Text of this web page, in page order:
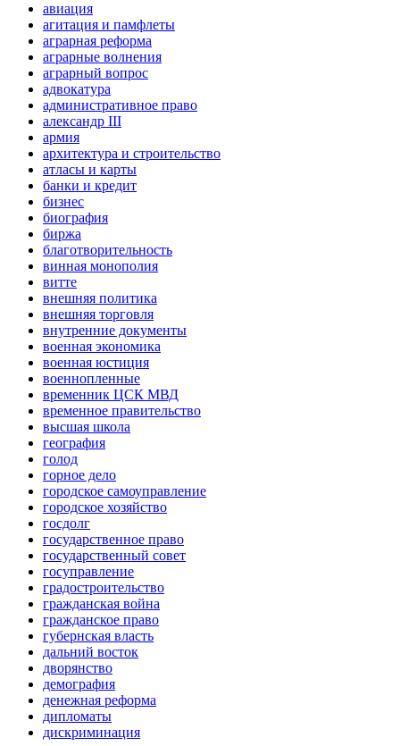
авиация
агитация и памфлеты
аграрная реформа
аграрные волнения
аграрный вопрос
адвокатура
административное право
александр III
армия
архитектура и строительство
атласы и карты
банки и кредит
бизнес
биография
биржа
благотворительность
винная монополия
витте
внешняя политика
внешняя торговля
внутренние документы
военная экономика
военная юстиция
военнопленные
временник ЦСК МВД
временное правительство
высшая школа
география
голод
горное дело
городское самоуправление
городское хозяйство
госдолг
государственное право
государственный совет
госуправление
градостроительство
гражданская война
гражданское право
губернская власть
дальний восток
дворянство
демография
денежная реформа
дипломаты
дискриминация